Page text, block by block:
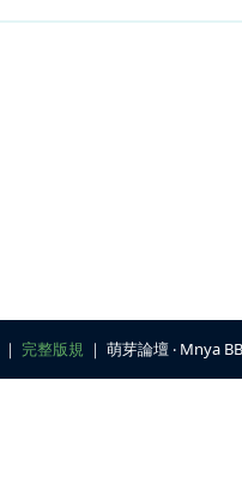
｜ 完整版規 ｜ 萌芽論壇 ‧ Mnya